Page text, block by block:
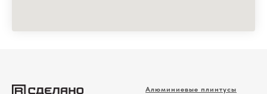
Алюминиевые плинтусы